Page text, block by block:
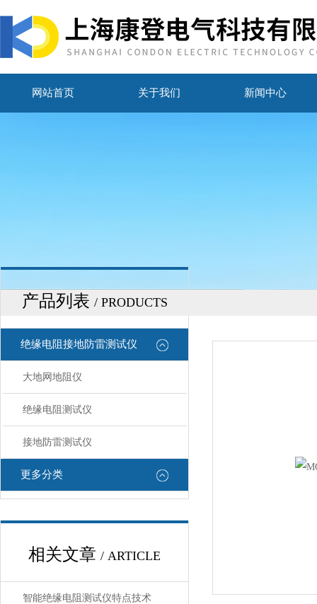
网站首页 关于我们 新闻中心
产品列表 / PRODUCTS
绝缘电阻接地防雷测试仪
大地网地阻仪
绝缘电阻测试仪
接地防雷测试仪
更多分类
相关文章 / ARTICLE
智能绝缘电阻测试仪特点技术